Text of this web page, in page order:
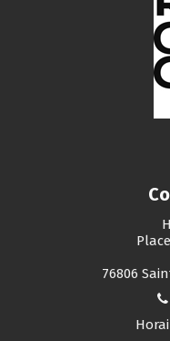
76806